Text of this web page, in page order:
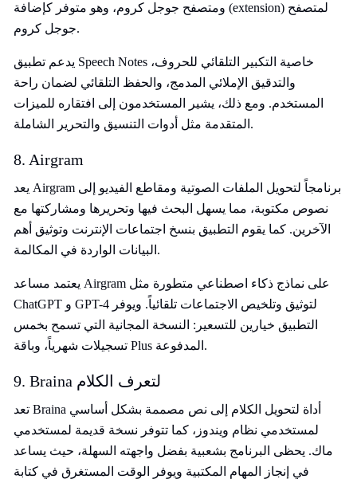
ومتصفح جوجل كروم، وهو متوفر كإضافة (extension) لمتصفح
جوجل كروم.
يدعم تطبيق Speech Notes خاصية التكبير التلقائي للحروف،
والتدقيق الإملائي المدمج، والحفظ التلقائي لضمان راحة
المستخدم. ومع ذلك، يشير المستخدمون إلى افتقاره للميزات
المتقدمة مثل أدوات التنسيق والتحرير الشاملة.
8. Airgram
يعد Airgram برنامجاً لتحويل الملفات الصوتية ومقاطع الفيديو إلى
نصوص مكتوبة، مما يسهل البحث فيها وتحريرها ومشاركتها مع
الآخرين. كما يقوم التطبيق بنسخ اجتماعات الإنترنت وتوثيق أهم
البيانات الواردة في المكالمة.
يعتمد مساعد Airgram على نماذج ذكاء اصطناعي متطورة مثل
ChatGPT و GPT-4 لتوثيق وتلخيص الاجتماعات تلقائياً. ويوفر
التطبيق خيارين للتسعير: النسخة المجانية التي تسمح بخمس
تسجيلات شهرياً، وباقة Plus المدفوعة.
9. Braina لتعرف الكلام
تعد Braina أداة لتحويل الكلام إلى نص مصممة بشكل أساسي
لمستخدمي نظام ويندوز، كما تتوفر نسخة قديمة لمستخدمي
ماك. يحظى البرنامج بشعبية بفضل واجهته السهلة، حيث يساعد
في إنجاز المهام المكتبية ويوفر الوقت المستغرق في كتابة